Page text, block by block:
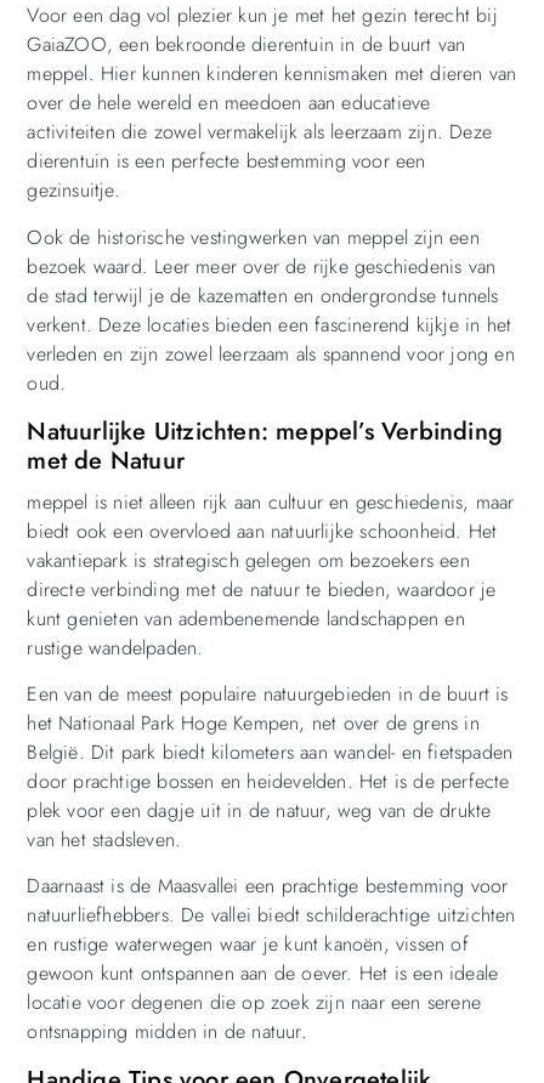
Voor een dag vol plezier kun je met het gezin terecht bij
GaiaZOO, een bekroonde dierentuin in de buurt van
meppel. Hier kunnen kinderen kennismaken met dieren van
over de hele wereld en meedoen aan educatieve
activiteiten die zowel vermakelijk als leerzaam zijn. Deze
dierentuin is een perfecte bestemming voor een
gezinsuitje.
Ook de historische vestingwerken van meppel zijn een
bezoek waard. Leer meer over de rijke geschiedenis van
de stad terwijl je de kazematten en ondergrondse tunnels
verkent. Deze locaties bieden een fascinerend kijkje in het
verleden en zijn zowel leerzaam als spannend voor jong en
oud.
Natuurlijke Uitzichten: meppel’s Verbinding
met de Natuur
meppel is niet alleen rijk aan cultuur en geschiedenis, maar
biedt ook een overvloed aan natuurlijke schoonheid. Het
vakantiepark is strategisch gelegen om bezoekers een
directe verbinding met de natuur te bieden, waardoor je
kunt genieten van adembenemende landschappen en
rustige wandelpaden.
Een van de meest populaire natuurgebieden in de buurt is
het Nationaal Park Hoge Kempen, net over de grens in
België. Dit park biedt kilometers aan wandel- en fietspaden
door prachtige bossen en heidevelden. Het is de perfecte
plek voor een dagje uit in de natuur, weg van de drukte
van het stadsleven.
Daarnaast is de Maasvallei een prachtige bestemming voor
natuurliefhebbers. De vallei biedt schilderachtige uitzichten
en rustige waterwegen waar je kunt kanoën, vissen of
gewoon kunt ontspannen aan de oever. Het is een ideale
locatie voor degenen die op zoek zijn naar een serene
ontsnapping midden in de natuur.